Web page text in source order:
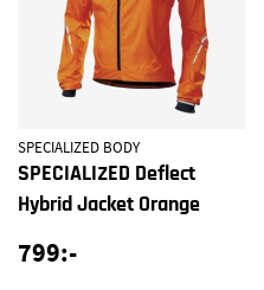
SPECIALIZED BODY
SPECIALIZED Deflect
Hybrid Jacket Orange
799:-